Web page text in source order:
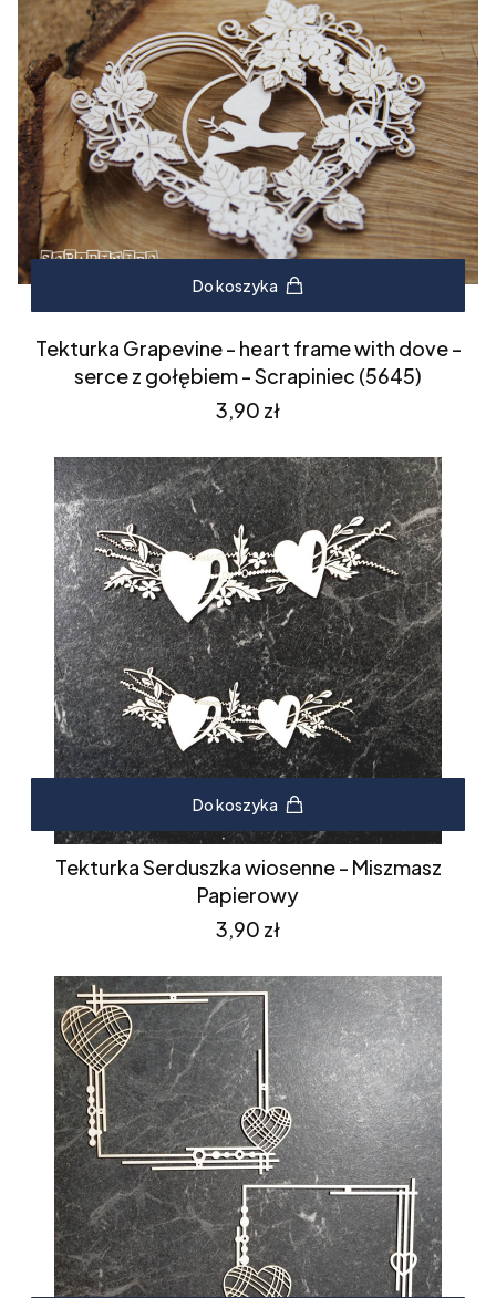
Do koszyka
Tekturka Grapevine - heart frame with dove -
serce z gołębiem - Scrapiniec (5645)
Cena
3,90 zł
Do koszyka
Tekturka Serduszka wiosenne - Miszmasz
Papierowy
Cena
3,90 zł